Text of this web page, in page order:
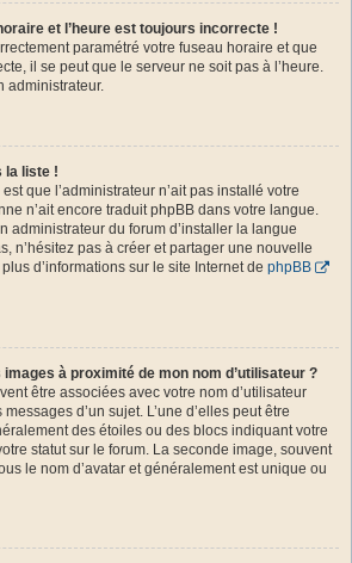
et l’heure est toujours incorrecte !
paramétré votre fuseau horaire et que
il se peut que le serveur ne soit pas à l’heure.
administrateur.
la liste !
que l’administrateur n’ait pas installé votre
n’ait encore traduit phpBB dans votre langue.
administrateur du forum d’installer la langue
n’hésitez pas à créer et partager une nouvelle
d’informations sur le site Internet de phpBB
à proximité de mon nom d’utilisateur ?
être associées avec votre nom d’utilisateur
d’un sujet. L’une d’elles peut être
des étoiles ou des blocs indiquant votre
statut sur le forum. La seconde image, souvent
le nom d’avatar et généralement est unique ou